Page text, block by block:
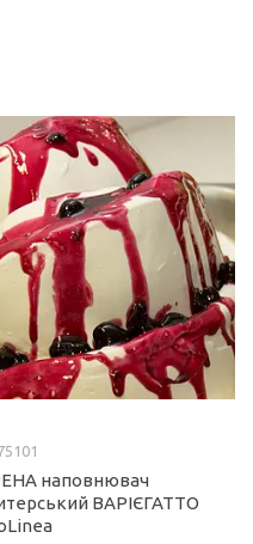
наповнювач
ВАРІЄГАТТО